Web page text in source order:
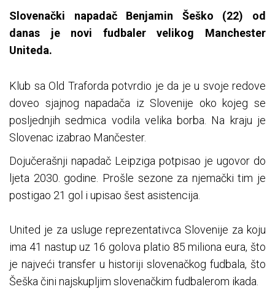
Slovenački napadač Benjamin Šeško (22) od
danas je novi fudbaler velikog Manchester
Uniteda.
Klub sa Old Traforda potvrdio je da je u svoje redove
doveo sjajnog napadača iz Slovenije oko kojeg se
posljednjih sedmica vodila velika borba. Na kraju je
Slovenac izabrao Mančester.
Dojučerašnji napadač Leipziga potpisao je ugovor do
ljeta 2030. godine. Prošle sezone za njemački tim je
postigao 21 gol i upisao šest asistencija.
United je za usluge reprezentativca Slovenije za koju
ima 41 nastup uz 16 golova platio 85 miliona eura, što
je najveći transfer u historiji slovenačkog fudbala, što
Šeška čini najskupljim slovenačkim fudbalerom ikada.